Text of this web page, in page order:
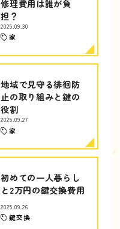
修理費用は誰が負
担？
2025.09.30
家
地域で見守る徘徊防
止の取り組みと鍵の
役割
2025.09.27
家
初めての一人暮らし
と2万円の鍵交換費用
2025.09.26
鍵交換